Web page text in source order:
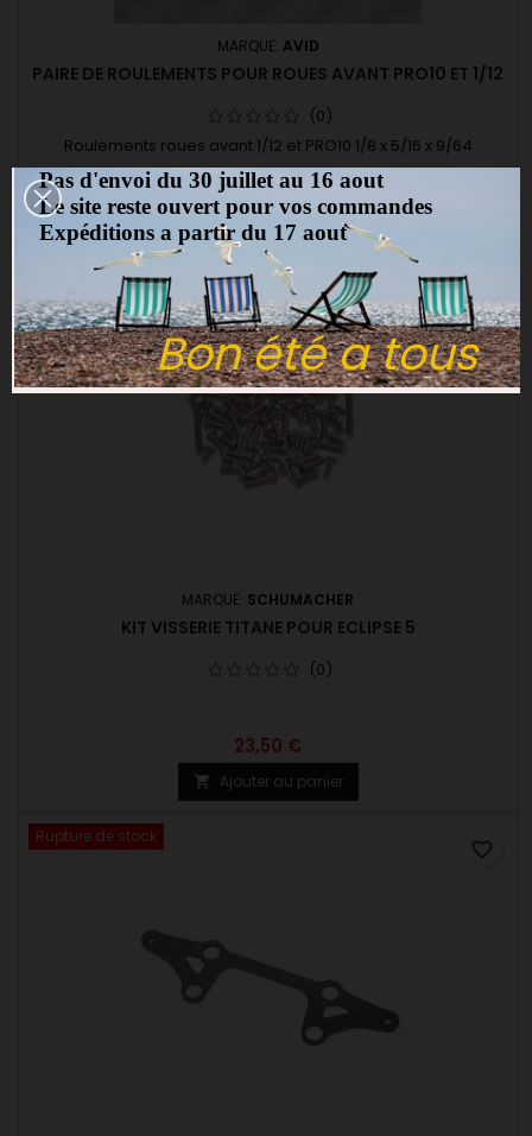
MARQUE: AVID
PAIRE DE ROULEMENTS POUR ROUES AVANT PRO10 ET 1/12
(0)
Roulements roues avant 1/12 et PRO10 1/8 x 5/16 x 9/64
3,00 €
 Ajouter au panier
MARQUE: SCHUMACHER
KIT VISSERIE TITANE POUR ECLIPSE 5
(0)
23,50 €
 Ajouter au panier
favorite_border
Rupture de stock
favorite_border
Bon été a tous
Pas d'envoi du 30 juillet au 16 aout
Le site reste ouvert pour vos commandes
Expéditions a partir du 17 aout